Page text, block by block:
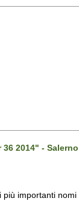
2014" - Salerno
importanti